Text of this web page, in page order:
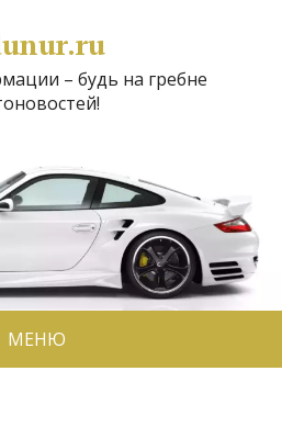
– будь на гребне
МЕНЮ